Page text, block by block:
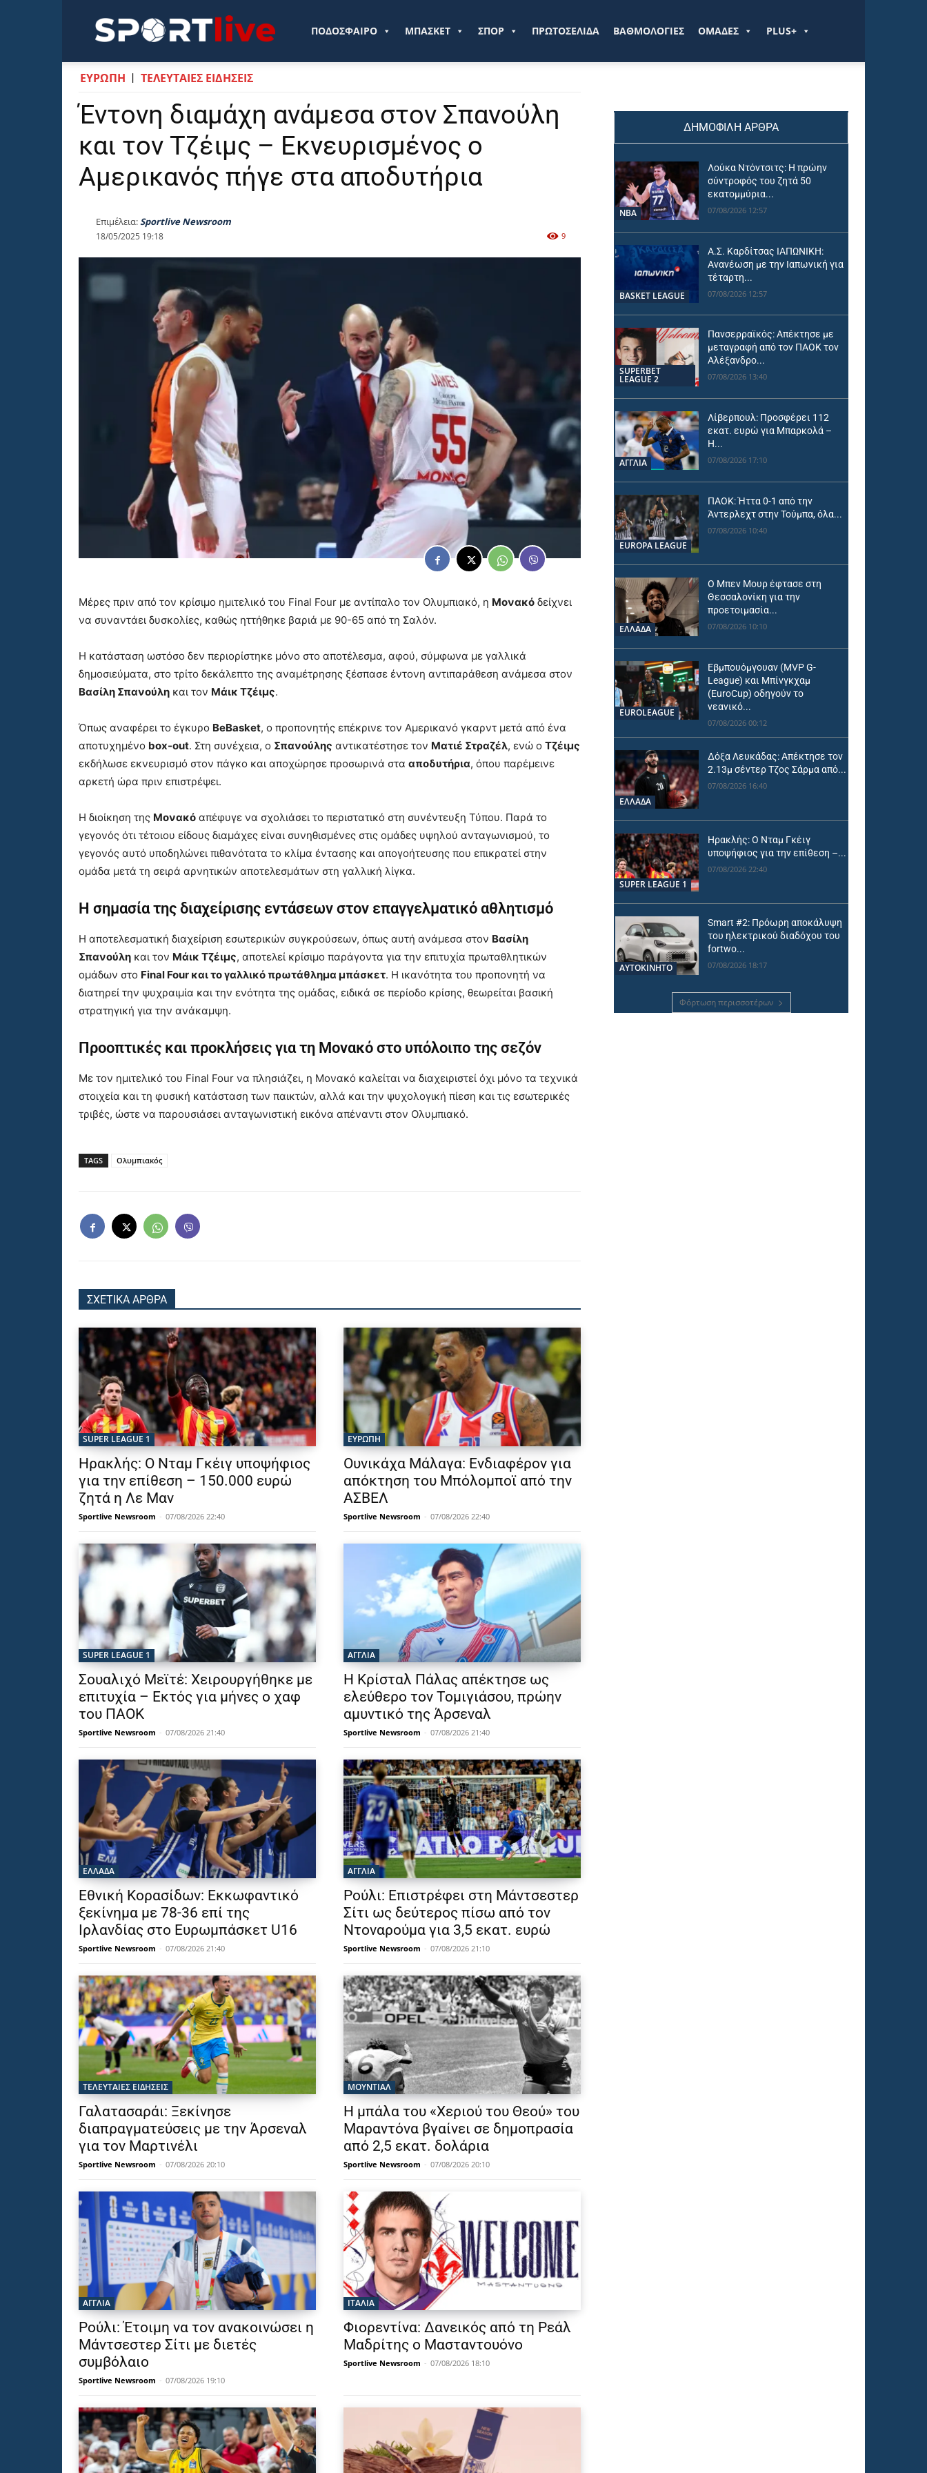
Sportlive.grΠΟΔΟΣΦΑΙΡΟ ΜΠΑΣΚΕΤ ΣΠΟΡ ΠΡΩΤΟΣΕΛΙΔΑ ΒΑΘΜΟΛΟΓΙΕΣ ΟΜΑΔΕΣ PLUS+
ΕΥΡΩΠΗ ΤΕΛΕΥΤΑΙΕΣ ΕΙΔΗΣΕΙΣ
Έντονη διαμάχη ανάμεσα στον Σπανούλη
και τον Τζέιμς – Εκνευρισμένος ο
Αμερικανός πήγε στα αποδυτήρια
Επιμέλεια:Sportlive Newsroom
18/05/2025 19:18 9
Μέρες πριν από τον κρίσιμο ημιτελικό του Final Four με αντίπαλο τον Ολυμπιακό, η Μονακό δείχνει
να συναντάει δυσκολίες, καθώς ηττήθηκε βαριά με 90-65 από τη Σαλόν.
Η κατάσταση ωστόσο δεν περιορίστηκε μόνο στο αποτέλεσμα, αφού, σύμφωνα με γαλλικά
δημοσιεύματα, στο τρίτο δεκάλεπτο της αναμέτρησης ξέσπασε έντονη αντιπαράθεση ανάμεσα στον
Βασίλη Σπανούλη και τον Μάικ Τζέιμς.
Όπως αναφέρει το έγκυρο BeBasket, ο προπονητής επέκρινε τον Αμερικανό γκαρντ μετά από ένα
αποτυχημένο box-out. Στη συνέχεια, ο Σπανούλης αντικατέστησε τον Ματιέ Στραζέλ, ενώ ο Τζέιμς
εκδήλωσε εκνευρισμό στον πάγκο και αποχώρησε προσωρινά στα αποδυτήρια, όπου παρέμεινε
αρκετή ώρα πριν επιστρέψει.
Η διοίκηση της Μονακό απέφυγε να σχολιάσει το περιστατικό στη συνέντευξη Τύπου. Παρά το
γεγονός ότι τέτοιου είδους διαμάχες είναι συνηθισμένες στις ομάδες υψηλού ανταγωνισμού, το
γεγονός αυτό υποδηλώνει πιθανότατα το κλίμα έντασης και απογοήτευσης που επικρατεί στην
ομάδα μετά τη σειρά αρνητικών αποτελεσμάτων στη γαλλική λίγκα.
Η σημασία της διαχείρισης εντάσεων στον επαγγελματικό αθλητισμό
Η αποτελεσματική διαχείριση εσωτερικών συγκρούσεων, όπως αυτή ανάμεσα στον Βασίλη
Σπανούλη και τον Μάικ Τζέιμς, αποτελεί κρίσιμο παράγοντα για την επιτυχία πρωταθλητικών
ομάδων στο Final Four και το γαλλικό πρωτάθλημα μπάσκετ. Η ικανότητα του προπονητή να
διατηρεί την ψυχραιμία και την ενότητα της ομάδας, ειδικά σε περίοδο κρίσης, θεωρείται βασική
στρατηγική για την ανάκαμψη.
Προοπτικές και προκλήσεις για τη Μονακό στο υπόλοιπο της σεζόν
Με τον ημιτελικό του Final Four να πλησιάζει, η Μονακό καλείται να διαχειριστεί όχι μόνο τα τεχνικά
στοιχεία και τη φυσική κατάσταση των παικτών, αλλά και την ψυχολογική πίεση και τις εσωτερικές
τριβές, ώστε να παρουσιάσει ανταγωνιστική εικόνα απέναντι στον Ολυμπιακό.
TAGS Ολυμπιακός
ΣΧΕΤΙΚΑ ΑΡΘΡΑ
SUPER LEAGUE 1
Ηρακλής: Ο Νταμ Γκέιγ υποψήφιος
για την επίθεση – 150.000 ευρώ
ζητά η Λε Μαν
Sportlive Newsroom - 07/08/2026 22:40
ΕΥΡΩΠΗ
Ουνικάχα Μάλαγα: Ενδιαφέρον για
απόκτηση του Μπόλομποϊ από την
ΑΣΒΕΛ
Sportlive Newsroom - 07/08/2026 22:40
SUPER LEAGUE 1
Σουαλιχό Μεϊτέ: Χειρουργήθηκε με
επιτυχία – Εκτός για μήνες ο χαφ
του ΠΑΟΚ
Sportlive Newsroom - 07/08/2026 21:40
ΑΓΓΛΙΑ
Η Κρίσταλ Πάλας απέκτησε ως
ελεύθερο τον Τομιγιάσου, πρώην
αμυντικό της Άρσεναλ
Sportlive Newsroom - 07/08/2026 21:40
ΕΛΛΑΔΑ
Εθνική Κορασίδων: Εκκωφαντικό
ξεκίνημα με 78-36 επί της
Ιρλανδίας στο Ευρωμπάσκετ U16
Sportlive Newsroom - 07/08/2026 21:40
ΑΓΓΛΙΑ
Ρούλι: Επιστρέφει στη Μάντσεστερ
Σίτι ως δεύτερος πίσω από τον
Ντοναρούμα για 3,5 εκατ. ευρώ
Sportlive Newsroom - 07/08/2026 21:10
ΤΕΛΕΥΤΑΙΕΣ ΕΙΔΗΣΕΙΣ
Γαλατασαράι: Ξεκίνησε
διαπραγματεύσεις με την Άρσεναλ
για τον Μαρτινέλι
Sportlive Newsroom - 07/08/2026 20:10
ΜΟΥΝΤΙΆΛ
Η μπάλα του «Χεριού του Θεού» του
Μαραντόνα βγαίνει σε δημοπρασία
από 2,5 εκατ. δολάρια
Sportlive Newsroom - 07/08/2026 20:10
ΑΓΓΛΙΑ
Ρούλι: Έτοιμη να τον ανακοινώσει η
Μάντσεστερ Σίτι με διετές
συμβόλαιο
Sportlive Newsroom - 07/08/2026 19:10
ΙΤΑΛΙΑ
Φιορεντίνα: Δανεικός από τη Ρεάλ
Μαδρίτης ο Μασταντουόνο
Sportlive Newsroom - 07/08/2026 18:10
ΔΗΜΟΦΙΛΗ ΑΡΘΡΑ
NBA
Λούκα Ντόντσιτς: Η πρώην
σύντροφός του ζητά 50
εκατομμύρια...
07/08/2026 12:57
BASKET LEAGUE
Α.Σ. Καρδίτσας ΙΑΠΩΝΙΚΗ:
Ανανέωση με την Ιαπωνική για
τέταρτη...
07/08/2026 12:57
SUPERBET
LEAGUE 2
Πανσερραϊκός: Απέκτησε με
μεταγραφή από τον ΠΑΟΚ τον
Αλέξανδρο...
07/08/2026 13:40
ΑΓΓΛΙΑ
Λίβερπουλ: Προσφέρει 112
εκατ. ευρώ για Μπαρκολά –
Η...
07/08/2026 17:10
EUROPA LEAGUE
ΠΑΟΚ: Ήττα 0-1 από την
Άντερλεχτ στην Τούμπα, όλα...
07/08/2026 10:40
ΕΛΛΑΔΑ
Ο Μπεν Μουρ έφτασε στη
Θεσσαλονίκη για την
προετοιμασία...
07/08/2026 10:10
EUROLEAGUE
Εβμπουόμγουαν (MVP G-
League) και Μπίνγκχαμ
(EuroCup) οδηγούν το
νεανικό...
07/08/2026 00:12
ΕΛΛΑΔΑ
Δόξα Λευκάδας: Απέκτησε τον
2.13μ σέντερ Τζος Σάρμα από...
07/08/2026 16:40
SUPER LEAGUE 1
Ηρακλής: Ο Νταμ Γκέιγ
υποψήφιος για την επίθεση –...
07/08/2026 22:40
ΑΥΤΟΚΙΝΗΤΟ
Smart #2: Πρόωρη αποκάλυψη
του ηλεκτρικού διαδόχου του
fortwo...
07/08/2026 18:17
Φόρτωση περισσοτέρων